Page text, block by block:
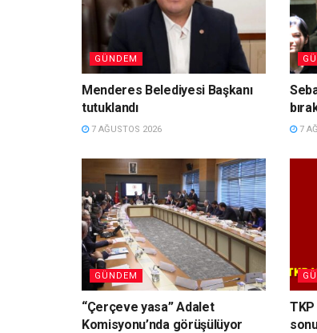
GÜNDEM
Menderes Belediyesi Başkanı
tutuklandı
7 AĞUSTOS 2026 7
GÜNDEM
“Çerçeve yasa” Adalet
Komisyonu’nda görüşülüyor